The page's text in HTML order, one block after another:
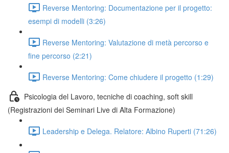
Reverse Mentoring: Documentazione per il progetto:
esempi di modelli (3:26)
Reverse Mentoring: Valutazione di metà percorso e
fine percorso (2:21)
Reverse Mentoring: Come chiudere il progetto (1:29)
Psicologia del Lavoro, tecniche di coaching, soft skill
(Registrazioni dei Seminari Live di Alta Formazione)
Leadership e Delega. Relatore: Albino Ruperti (71:26)